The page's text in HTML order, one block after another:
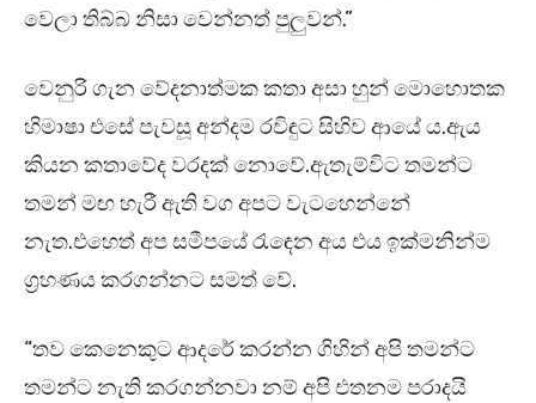
වෙලා තිබ්බ නිසා වෙන්නත් පුලුවන්.”
වෙනුරි ගැන වේදනාත්මක කතා අසා හුන් මොහොතක
හිමාෂා එසේ පැවසූ අන්දම රවිඳුට සිහිව ආයේ ය.ඇය
කියන කතාවේද වරදක් නොවේ.ඇතැම්විට තමන්ට
තමන් මඟ හැරී ඇති වග අපට වැටහෙන්නේ
නැත.එහෙත් අප සමීපයේ රැඳෙන අය එය ඉක්මනින්ම
ග්‍රහණය කරගන්නට සමත් වේ.
“තව කෙනෙකුට ආදරේ කරන්න ගිහින් අපි තමන්ට
තමන්ට නැති කරගන්නවා නම් අපි එතනම පරාදයි